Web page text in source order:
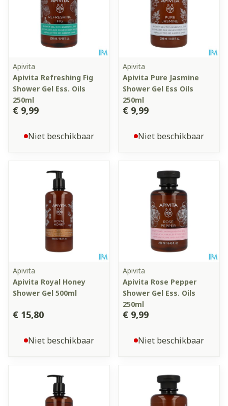
Apivita
Apivita Refreshing Fig
Shower Gel Ess. Oils
250ml
€ 9,99
Niet beschikbaar
Apivita
Apivita Pure Jasmine
Shower Gel Ess Oils
250ml
€ 9,99
Niet beschikbaar
Apivita
Apivita Royal Honey
Shower Gel 500ml
€ 15,80
Niet beschikbaar
Apivita
Apivita Rose Pepper
Shower Gel Ess. Oils
250ml
€ 9,99
Niet beschikbaar